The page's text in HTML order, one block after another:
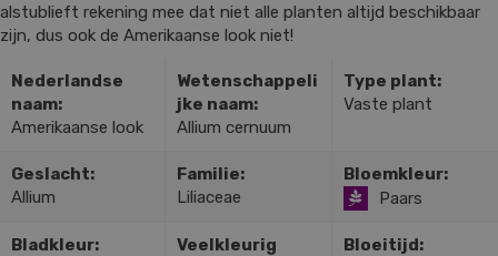
alstublieft rekening mee dat niet alle planten altijd beschikbaar
zijn, dus ook de Amerikaanse look niet!
Nederlandse
naam:
Amerikaanse look
Wetenschappeli
jke naam:
Allium cernuum
Type plant:
Vaste plant
Geslacht:
Allium
Familie:
Liliaceae
Bloemkleur:
Paars
Bladkleur:
Veelkleurig
Bloeitijd: